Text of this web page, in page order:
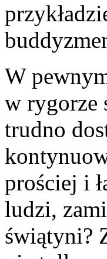
W
w rygorze
trudno
prościej i
ludzi,
świątyni?